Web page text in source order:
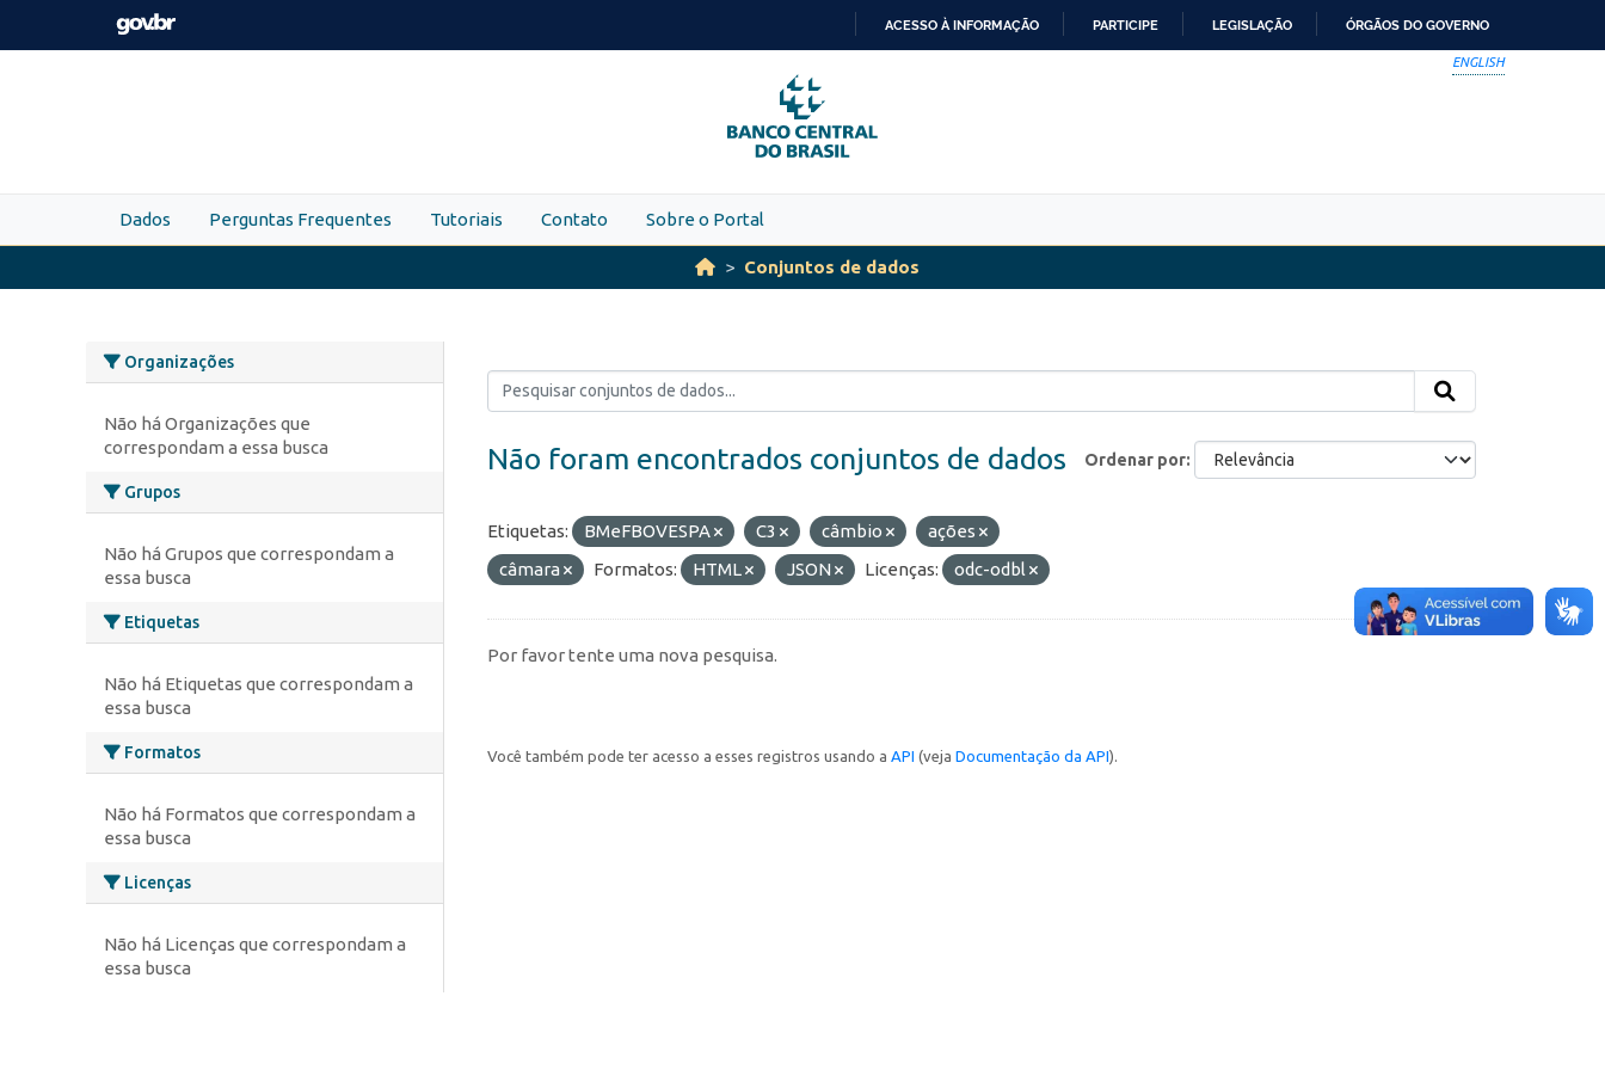
Skip to main content
PARA
O
CONTEÚDO
ACESSO À INFORMAÇÃO PARTICIPE LEGISLAÇÃO ÓRGÃOS DO GOVERNO
ENGLISH
Dados Perguntas Frequentes Tutoriais Contato Sobre o Portal
Conjuntos de dados
Organizações
Não há Organizações que
correspondam a essa busca
Grupos
Não há Grupos que correspondam a
essa busca
Etiquetas
Não há Etiquetas que correspondam a
essa busca
Formatos
Não há Formatos que correspondam a
essa busca
Licenças
Não há Licenças que correspondam a
essa busca
Ordenar por
Não foram encontrados conjuntos de dados
Etiquetas: BMeFBOVESPA C3 câmbio
ações
câmara
Formatos: HTML JSON Licenças: odc-odbl
Por favor tente uma nova pesquisa.
Você também pode ter acesso a esses registros usando a API (veja Documentação da API).